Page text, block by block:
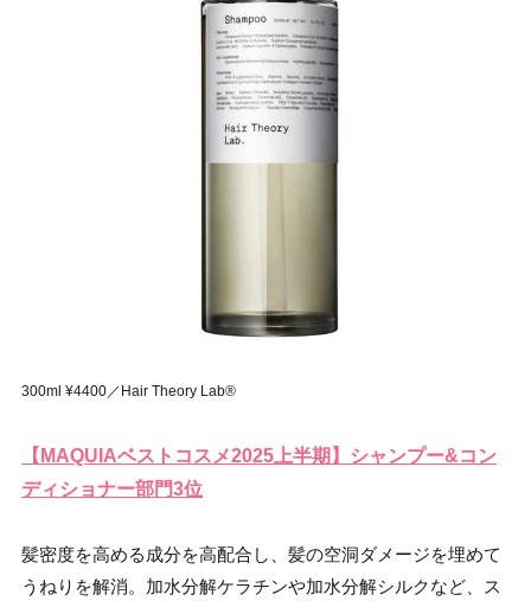
300ml ¥4400／Hair Theory Lab®
【MAQUIAベストコスメ2025上半期】シャンプー&コン
ディショナー部門3位
髪密度を高める成分を高配合し、髪の空洞ダメージを埋めて
うねりを解消。加水分解ケラチンや加水分解シルクなど、ス